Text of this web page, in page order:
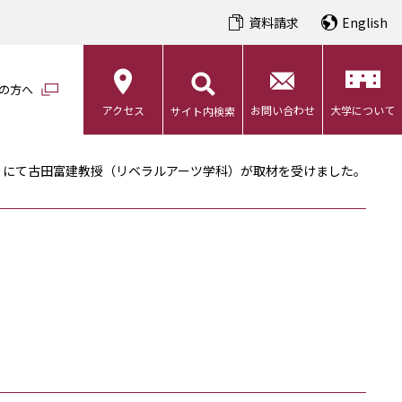
資料請求 English
方へ
アクセス サイト内検索 お問い合わせ 大学について
て古田富建教授（リベラルアーツ学科）が取材を受けました。